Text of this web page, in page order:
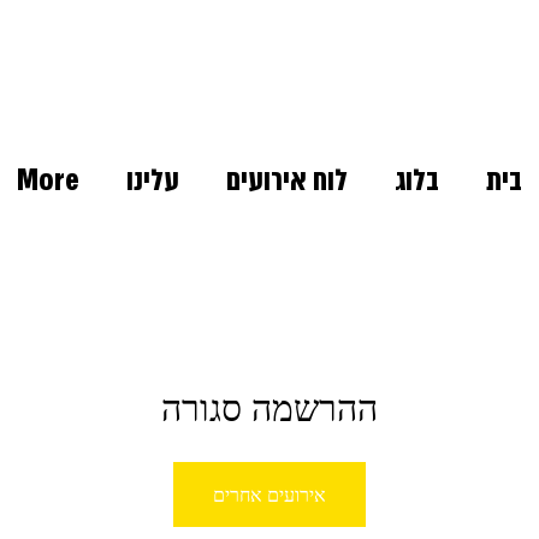
בית בלוג לוח אירועים עלינו More
ההרשמה סגורה
אירועים אחרים